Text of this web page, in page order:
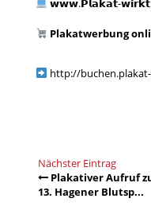
𝘄𝘄𝘄.𝗣𝗹𝗮𝗸𝗮𝘁-
Plakatwerbung
http://
Nächster Eintrag
Plakativer Aufruf
13. Hagener Blutsp...